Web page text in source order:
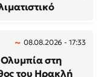
08.08.2026 - 17:33
στη
του Ηρακλή